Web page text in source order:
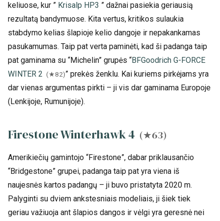
keliuose, kur ” Krisalp HP3 ” dažnai pasiekia geriausią
rezultatą bandymuose. Kita vertus, kritikos sulaukia
stabdymo kelias šlapioje kelio dangoje ir nepakankamas
pasukamumas. Taip pat verta paminėti, kad ši padanga taip
pat gaminama su “Michelin” grupės “BFGoodrich G-FORCE
WINTER 2 (★82)” prekės ženklu. Kai kuriems pirkėjams yra
dar vienas argumentas pirkti – ji vis dar gaminama Europoje
(Lenkijoje, Rumunijoje).
Firestone Winterhawk 4 (★63)
Amerikiečių gamintojo “Firestone”, dabar priklausančio
“Bridgestone” grupei, padanga taip pat yra viena iš
naujesnės kartos padangų – ji buvo pristatyta 2020 m.
Palyginti su dviem ankstesniais modeliais, ji šiek tiek
geriau važiuoja ant šlapios dangos ir vėlgi yra geresnė nei